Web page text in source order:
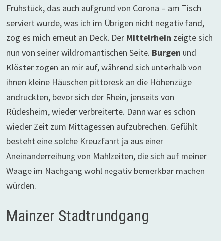
Frühstück, das auch aufgrund von Corona – am Tisch
serviert wurde, was ich im Übrigen nicht negativ fand,
zog es mich erneut an Deck. Der Mittelrhein zeigte sich
nun von seiner wildromantischen Seite. Burgen und
Klöster zogen an mir auf, während sich unterhalb von
ihnen kleine Häuschen pittoresk an die Höhenzüge
andruckten, bevor sich der Rhein, jenseits von
Rüdesheim, wieder verbreiterte. Dann war es schon
wieder Zeit zum Mittagessen aufzubrechen. Gefühlt
besteht eine solche Kreuzfahrt ja aus einer
Aneinanderreihung von Mahlzeiten, die sich auf meiner
Waage im Nachgang wohl negativ bemerkbar machen
würden.
Mainzer Stadtrundgang